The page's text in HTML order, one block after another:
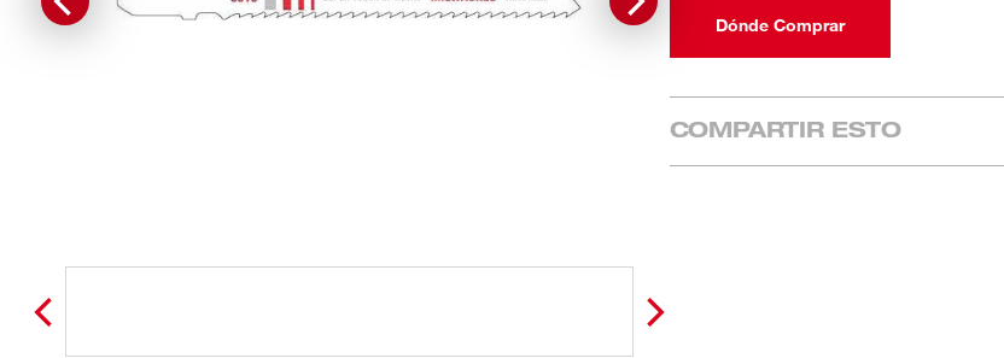
Dónde Comprar
COMPARTIR ESTO